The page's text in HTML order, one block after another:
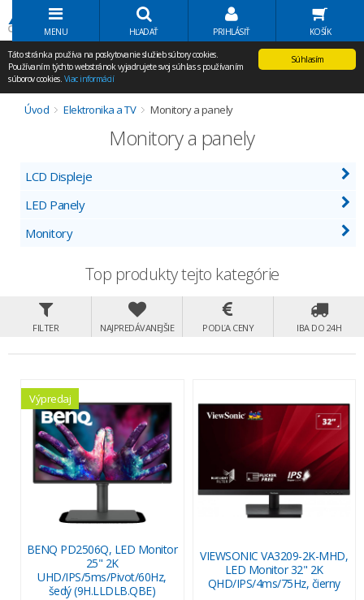
Volať Agem
MENU HĽADAŤ PRIHLÁSIŤ KOŠÍK
Súhlasím
Táto stránka používa na poskytovanie služieb súbory cookies.
Používaním týchto webstránok vyjadrujete svoj súhlas s používaním
súborov cookies. Viac informácií
Úvod Elektronika a TV Monitory a panely
Monitory a panely
LCD Displeje
LED Panely
Monitory
Top produkty tejto kategórie
FILTER NAJPREDÁVANEJŠIE PODĽA CENY IBA DO 24H
Výpredaj
BENQ PD2506Q, LED Monitor
25" 2K
UHD/IPS/5ms/Pivot/60Hz,
šedý (9H.LLDLB.QBE)
VIEWSONIC VA3209-2K-MHD,
LED Monitor 32" 2K
QHD/IPS/4ms/75Hz, čierny